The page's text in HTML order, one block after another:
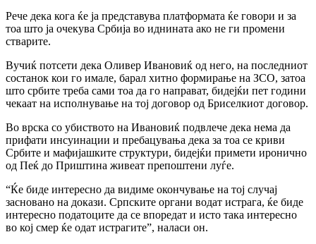
Рече дека кога ќе ја представува платформата ќе говори и за
тоа што ја очекува Србија во иднината ако не ги промени
стварите.
Вучиќ потсети дека Оливер Ивановиќ од него, на последниот
состанок кои го имале, барал хитно формирање на ЗСО, затоа
што србите треба сами тоа да го направат, бидејќи пет години
чекаат на исполнување на тој договор од Бриселкиот договор.
Во врска со убиството на Ивановиќ подвлече дека нема да
прифати инсуинации и пребацувања дека за тоа се криви
Србите и мафијашките структури, бидејќи примети иронично
од Пеќ до Приштина живеат препоштени луѓе.
“Ќе биде интересно да видиме окончување на тој случај
засновано на докази. Српските органи водат истрага, ќе биде
интересно податоците да се впоредат и исто така интересно
во кој смер ќе одат истрагите”, наласи он.